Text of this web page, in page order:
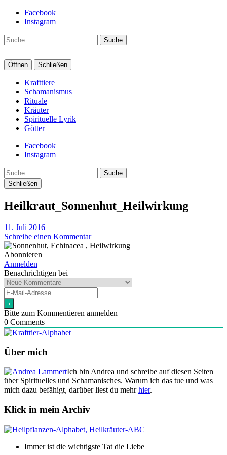
Facebook
Instagram
Suche
Öffnen Schließen
Krafttiere
Schamanismus
Rituale
Kräuter
Spirituelle Lyrik
Götter
Facebook
Instagram
Suche
Schließen
Heilkraut_Sonnenhut_Heilwirkung
11. Juli 2016
Schreibe einen Kommentar
Abonnieren
Anmelden
Benachrichtigen bei
Bitte zum Kommentieren anmelden
0 Comments
Über mich
Ich bin Andrea und schreibe auf diesen Seiten
über Spirituelles und Schamanisches. Warum ich das tue und was
mich dazu befähigt, darüber liest du mehrhier.
Klick in mein Archiv
Immer ist die wichtigste Tat die Liebe